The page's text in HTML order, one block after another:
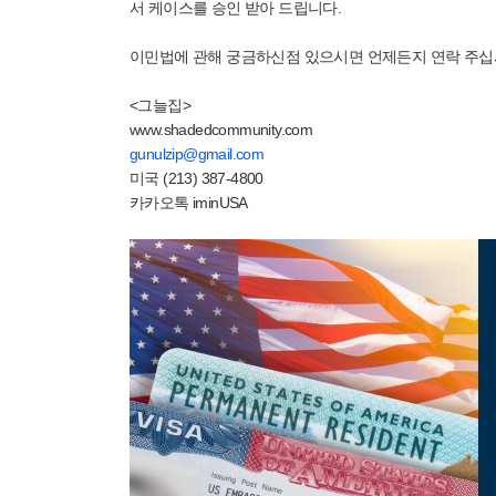
서 케이스를 승인 받아 드립니다.
이민법에 관해 궁금하신점 있으시면 언제든지 연락 주
<그늘집>
www.shadedcommunity.com
gunulzip@gmail.com
미국 (213) 387-4800
카카오톡 iminUSA